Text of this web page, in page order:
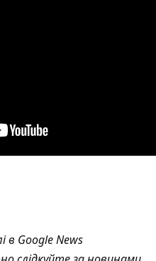
в Google News